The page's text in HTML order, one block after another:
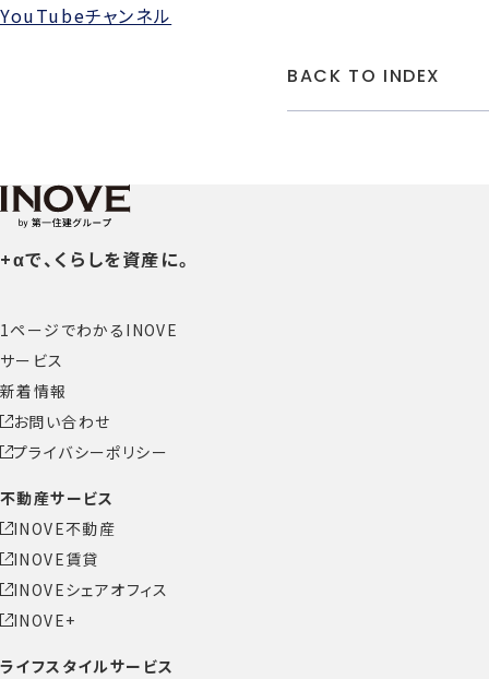
YouTubeチャンネル
BACK TO INDEX
+αで、くらしを資産に。
1ページでわかるINOVE
サービス
新着情報
お問い合わせ
プライバシーポリシー
不動産サービス
INOVE不動産
INOVE賃貸
INOVEシェアオフィス
INOVE+
ライフスタイルサービス